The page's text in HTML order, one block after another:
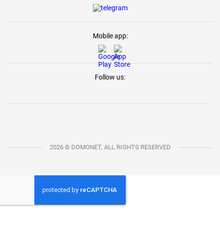
Mobile app:
Follow us:
2026 © DOMONET, ALL RIGHTS RESERVED